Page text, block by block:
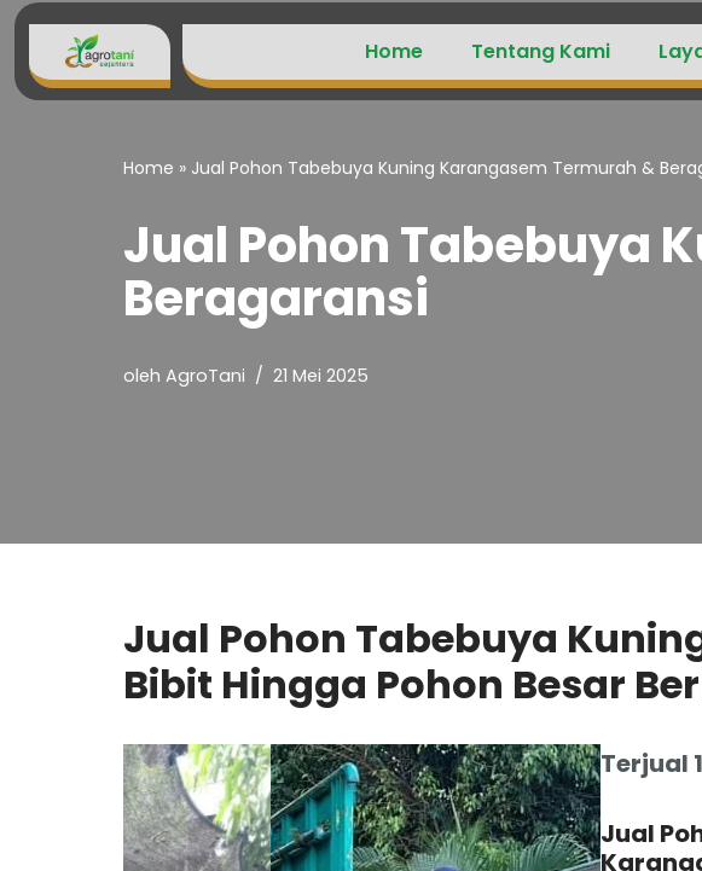
Lompat
ke
Home Tentang Kami
Home » Jual Pohon Tabebuya Kuning Karangasem Termurah &
Jual Pohon Tabebuya
Beragaransi
oleh AgroTani 21 Mei 2025
Jual Pohon Tabebuya
Bibit Hingga Pohon Besar
Terjual
Jual